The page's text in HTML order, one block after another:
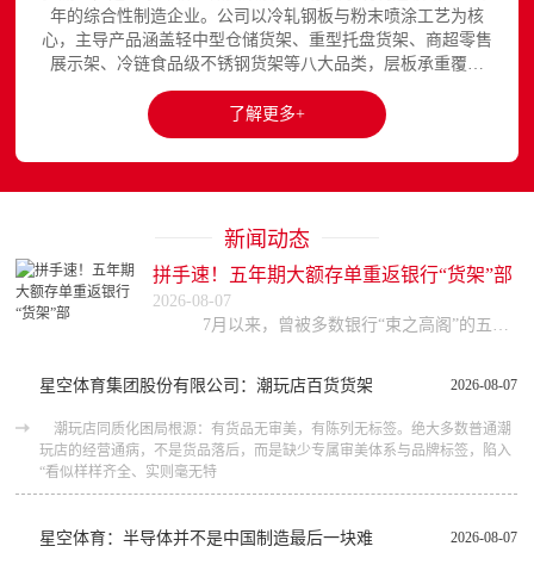
年的综合性制造企业。公司以冷轧钢板与粉末喷涂工艺为核
心，主导产品涵盖轻中型仓储货架、重型托盘货架、商超零售
展示架、冷链食品级不锈钢货架等八大品类，层板承重覆盖
150至3000kg，产品出口欧美、东南亚、中东等区域市场，已
与国内外超过300家企业建立长期合作关系。星空平台官网提
供完整的产品展示与在线咨询服务...
了解更多+
新闻动态
拼手速！五年期大额存单重返银行“货架”部
2026-08-07
2026-08-07
星空体育集团股份有限公司：潮玩店百货货架
潮玩店同质化困局根源：有货品无审美，有陈列无标签。绝大多数普通潮
玩店的经营通病，不是货品落后，而是缺少专属审美体系与品牌标签，陷入
“看似样样齐全、实则毫无特
2026-08-07
星空体育：半导体并不是中国制造最后一块难